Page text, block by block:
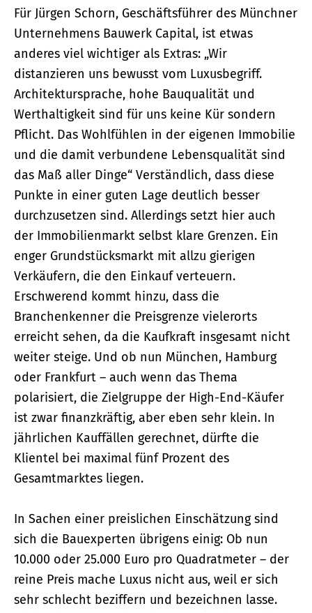
Für Jürgen Schorn, Geschäftsführer des Münchner
Unternehmens Bauwerk Capital, ist etwas
anderes viel wichtiger als Extras: „Wir
distanzieren uns bewusst vom Luxusbegriff.
Architektursprache, hohe Bauqualität und
Werthaltigkeit sind für uns keine Kür sondern
Pflicht. Das Wohlfühlen in der eigenen Immobilie
und die damit verbundene Lebensqualität sind
das Maß aller Dinge“ Verständlich, dass diese
Punkte in einer guten Lage deutlich besser
durchzusetzen sind. Allerdings setzt hier auch
der Immobilienmarkt selbst klare Grenzen. Ein
enger Grundstücksmarkt mit allzu gierigen
Verkäufern, die den Einkauf verteuern.
Erschwerend kommt hinzu, dass die
Branchenkenner die Preisgrenze vielerorts
erreicht sehen, da die Kaufkraft insgesamt nicht
weiter steige. Und ob nun München, Hamburg
oder Frankfurt – auch wenn das Thema
polarisiert, die Zielgruppe der High-End-Käufer
ist zwar finanzkräftig, aber eben sehr klein. In
jährlichen Kauffällen gerechnet, dürfte die
Klientel bei maximal fünf Prozent des
Gesamtmarktes liegen.
In Sachen einer preislichen Einschätzung sind
sich die Bauexperten übrigens einig: Ob nun
10.000 oder 25.000 Euro pro Quadratmeter – der
reine Preis mache Luxus nicht aus, weil er sich
sehr schlecht beziffern und bezeichnen lasse.